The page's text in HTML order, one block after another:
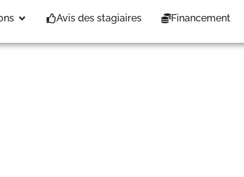
Avis des stagiaires Financement
10/10/25